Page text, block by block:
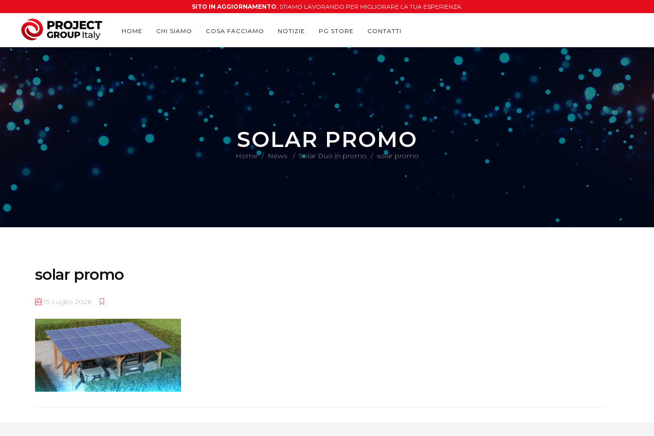
SITO IN AGGIORNAMENTO, STIAMO LAVORANDO PER MIGLIORARE LA TUA ESPERIENZA.
HOME CHI SIAMO COSA FACCIAMO NOTIZIE PG STORE CONTATTI
SOLAR PROMO
Home/ News / Solar Duo in promo / solar promo
solar promo
15 Luglio 2026